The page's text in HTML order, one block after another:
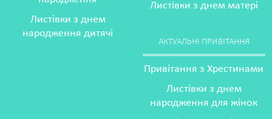
Листівки з днем
народження дитячі
Листівки з днем матері
АКТУАЛЬНІ ПРИВІТАННЯ
Привітання з Хрестинами
Листівки з днем
народження для жінок